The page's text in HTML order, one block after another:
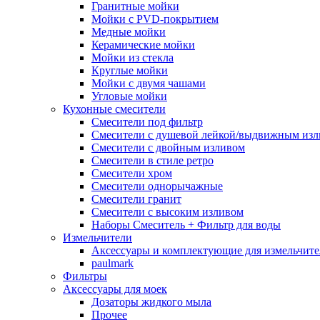
Гранитные мойки
Мойки с PVD-покрытием
Медные мойки
Керамические мойки
Мойки из стекла
Круглые мойки
Мойки с двумя чашами
Угловые мойки
Кухонные смесители
Смесители под фильтр
Смесители с душевой лейкой/выдвижным
Смесители с двойным изливом
Смесители в стиле ретро
Смесители хром
Смесители однорычажные
Смесители гранит
Смесители с высоким изливом
Наборы Смеситель + Фильтр для воды
Измельчители
Аксессуары и комплектующие для
paulmark
Фильтры
Аксессуары для моек
Дозаторы жидкого мыла
Прочее